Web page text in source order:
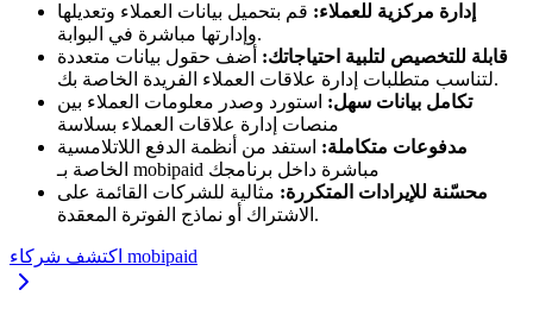
إدارة مركزية للعملاء: قم بتحميل بيانات العملاء وتعديلها
وإدارتها مباشرة في البوابة.
قابلة للتخصيص لتلبية احتياجاتك: أضف حقول بيانات متعددة
لتناسب متطلبات إدارة علاقات العملاء الفريدة الخاصة بك.
تكامل بيانات سهل: استورد وصدر معلومات العملاء بين
منصات إدارة علاقات العملاء بسلاسة
مدفوعات متكاملة: استفد من أنظمة الدفع اللاتلامسية
الخاصة بـ mobipaid مباشرة داخل برنامجك
محسّنة للإيرادات المتكررة: مثالية للشركات القائمة على
الاشتراك أو نماذج الفوترة المعقدة.
اكتشف شركاء mobipaid